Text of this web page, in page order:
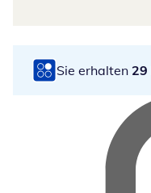
Sie erhalten 29